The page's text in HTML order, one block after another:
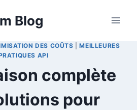
Blog
DES COÛTS |MEILLEURES
API
complète
pour